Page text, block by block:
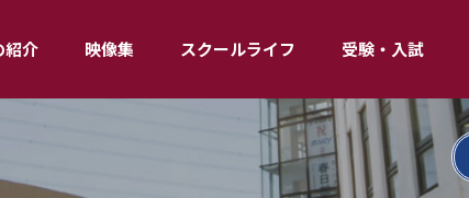
紹介 映像集 スクールライフ 受験・入試